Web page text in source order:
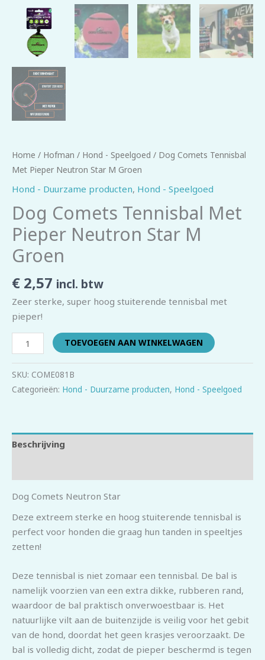
Home / Hofman / Hond - Speelgoed / Dog Comets Tennisbal
Met Pieper Neutron Star M Groen
Hond - Duurzame producten, Hond - Speelgoed
Dog Comets Tennisbal Met
Pieper Neutron Star M
Groen
€ 2,57 incl. btw
Zeer sterke, super hoog stuiterende tennisbal met
pieper!
TOEVOEGEN AAN WINKELWAGEN
SKU: COME081B
Categorieën: Hond - Duurzame producten, Hond - Speelgoed
Beschrijving
Dog Comets Neutron Star
Deze extreem sterke en hoog stuiterende tennisbal is
perfect voor honden die graag hun tanden in speeltjes
zetten!
Deze tennisbal is niet zomaar een tennisbal. De bal is
namelijk voorzien van een extra dikke, rubberen rand,
waardoor de bal praktisch onverwoestbaar is. Het
natuurlijke vilt aan de buitenzijde is veilig voor het gebit
van de hond, doordat het geen krasjes veroorzaakt. De
bal is volledig dicht, zodat de pieper beschermd is tegen